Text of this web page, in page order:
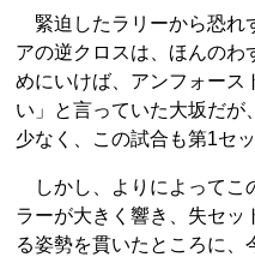
緊迫したラリーから恐れ
アの逆クロスは、ほんのわ
めにいけば、アンフォース
い」と言っていた大坂だが
少なく、この試合も第1セ
しかし、よりによってこ
ラーが大きく響き、失セッ
る姿勢を貫いたところに、